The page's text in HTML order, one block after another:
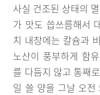
사실 건조된 상태의
가 맛도 씁쓰름해서
치 내장에는 칼슘과
노산이 풍부하게 함
를 다듬지 않고 통째
일 쓸 양을 그날 오전